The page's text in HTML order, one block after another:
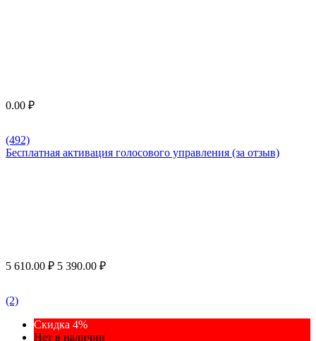
0.00 ₽
(492)
Бесплатная активация голосового управления (за отзыв)
5 610.00 ₽ 5 390.00 ₽
(2)
Скидка 4%
Нет в наличии